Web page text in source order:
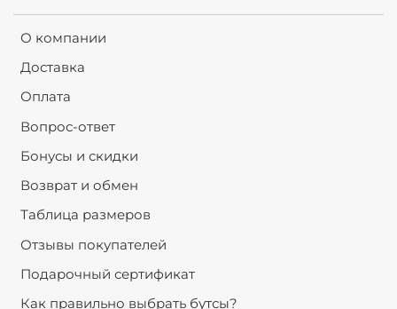
О компании
Доставка
Оплата
Вопрос-ответ
Бонусы и скидки
Возврат и обмен
Таблица размеров
Отзывы покупателей
Подарочный сертификат
Как правильно выбрать бутсы?